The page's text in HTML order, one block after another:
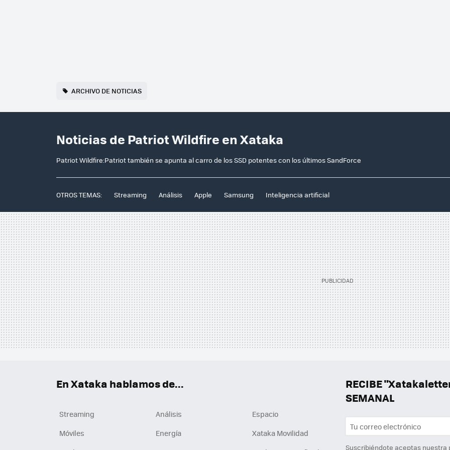
ARCHIVO DE NOTICIAS
Noticias de Patriot Wildfire en Xataka
Patriot Wildfire:Patriot también se apunta al carro de los SSD potentes con los últimos SandForce
OTROS TEMAS: Streaming Análisis Apple Samsung Inteligencia artificial
RECIBE
SEMANAL
Suscribiéndote aceptas nuestra
En Xataka hablamos de...
Streaming Análisis
Espacio
Móviles
Energía
Xataka Movilidad